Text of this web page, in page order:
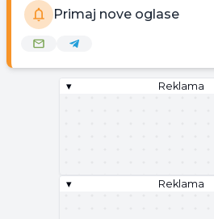
Primaj nove oglase
▾ Reklama
▾ Reklama